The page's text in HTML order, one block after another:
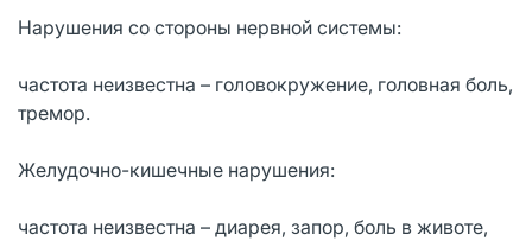
Нарушения со стороны нервной системы:
частота неизвестна – головокружение, головная боль,
тремор.
Желудочно-кишечные нарушения:
частота неизвестна – диарея, запор, боль в животе,